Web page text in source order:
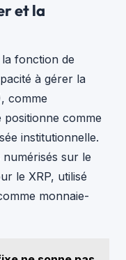
et la
la fonction de
à gérer la
comme
positionne comme
institutionnelle.
numérisés sur le
le XRP, utilisé
monnaie-